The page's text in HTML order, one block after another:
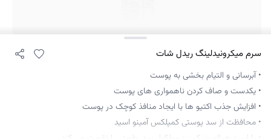
سرم میکرونیدلینگ ریدل شات
• آبرسانی و التیام بخشی به پوست
• یکدست و صاف کردن ناهمواری های پوست
• افزایش جذب اکتیو ها با ایجاد منافذ کوچک در پوست
• محافظت از سد پوستی کمپلکس آمینو اسید